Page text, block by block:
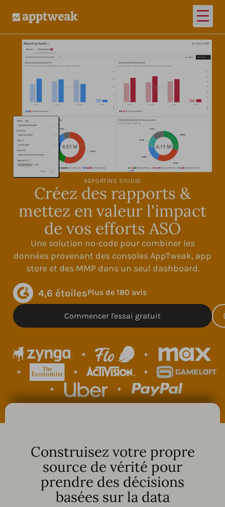
REPORTING STUDIO
Créez des rapports &
mettez en valeur l'impact
de vos efforts ASO
Une solution no-code pour combiner les
données provenant des consoles AppTweak, app
store et des MMP dans un seul dashboard.
4,6 étoilesPlus de 180 avis
Commencer l'essai gratuit
Construisez votre propre
source de vérité pour
prendre des décisions
basées sur la data